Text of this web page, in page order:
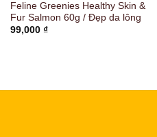
Feline Greenies Healthy Skin &
Fur Salmon 60g / Đẹp da lông
99,000 ₫